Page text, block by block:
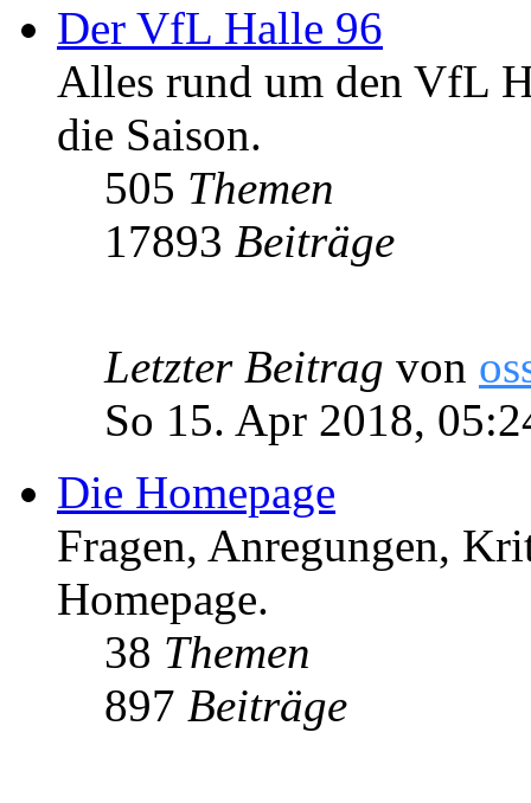
Der VfL Halle 96
Alles rund um den VfL
die Saison.
505 Themen
17893 Beiträge
Letzter Beitrag von
So 15. Apr 2018,
Die Homepage
Fragen, Anregungen,
Homepage.
38 Themen
897 Beiträge